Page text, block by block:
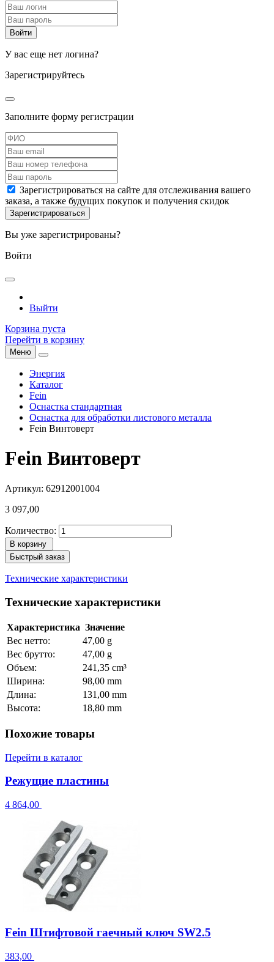
У вас еще нет логина?
Зарегистрируйтесь
Заполните форму регистрации
Зарегистрироваться на сайте для отслеживания вашего
заказа, а также будущих покупок и получения скидок
Вы уже зарегистрированы?
Войти
Выйти
Корзина пуста
Перейти в корзину
Меню
Энергия
Каталог
Fein
Оснастка стандартная
Оснастка для обработки листового металла
Fein Винтоверт
Fein Винтоверт
Артикул: 62912001004
3 097,00
Количество:
В корзину
Быстрый заказ
Технические характеристики
Технические характеристики
Характеристика Значение
Вес нетто:
47,00 g
Вес брутто:
47,00 g
Объем:
241,35 cm³
Ширина:
98,00 mm
Длина:
131,00 mm
Высота:
18,80 mm
Похожие товары
Перейти в каталог
Режущие пластины
4 864,00
Fein Штифтовой гаечный ключ SW2.5
383,00